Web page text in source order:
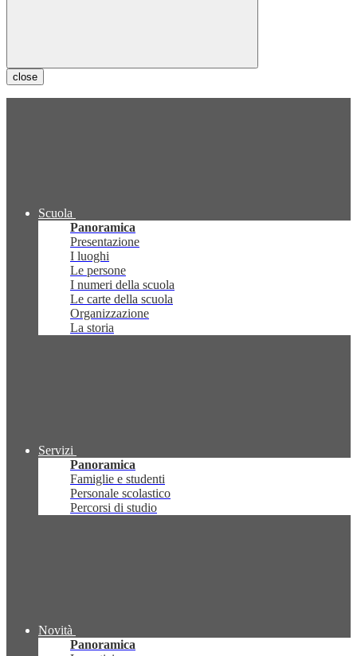
close
Scuola
Panoramica
Presentazione
I luoghi
Le persone
I numeri della scuola
Le carte della scuola
Organizzazione
La storia
Servizi
Panoramica
Famiglie e studenti
Personale scolastico
Percorsi di studio
Novità
Panoramica